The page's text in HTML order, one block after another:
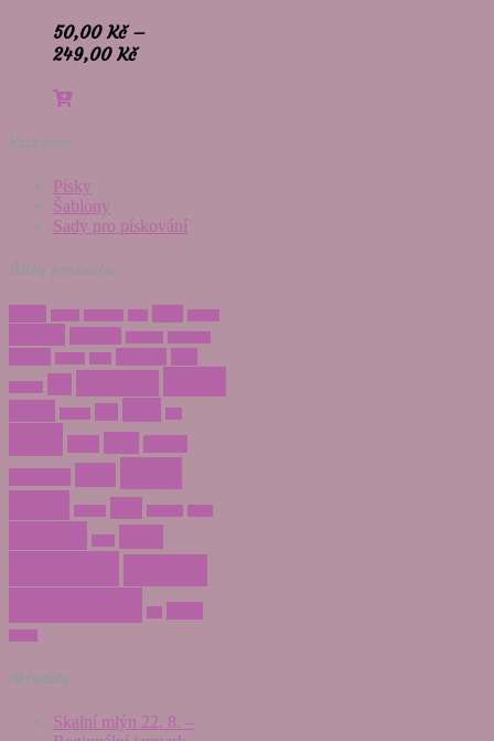
50,00Kč–
249,00Kč
Kategorie
Písky
Šablony
Sady pro pískování
Štítky produktu
Aktuality
Skalní mlýn 22. 8. –